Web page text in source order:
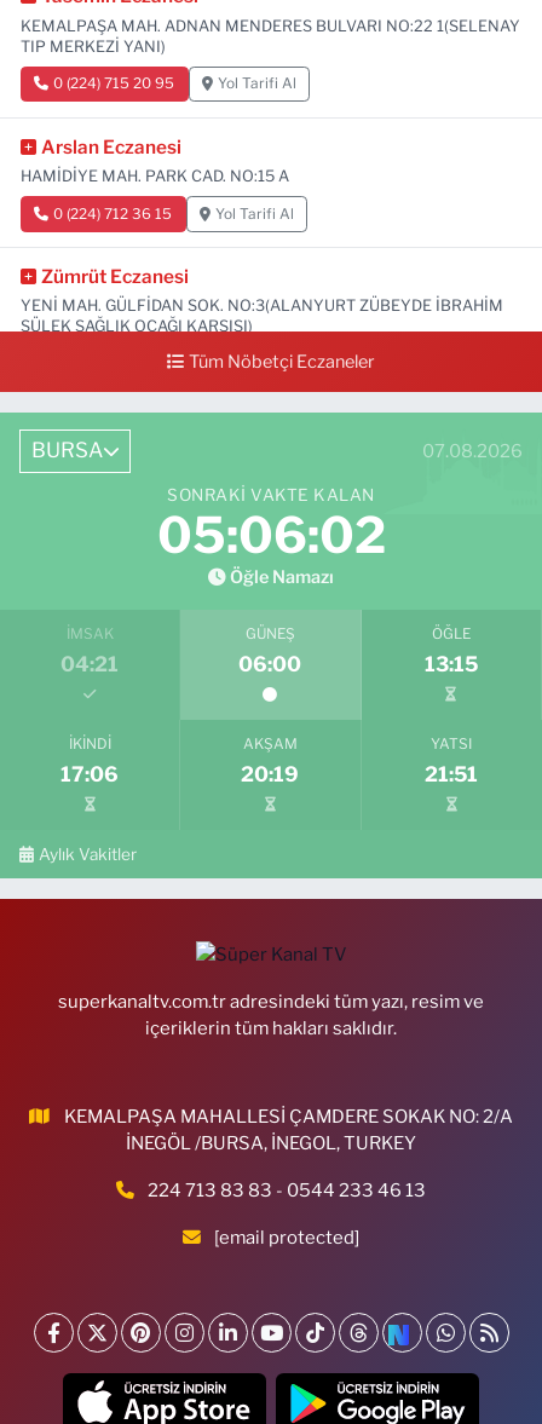
KEMALPAŞA MAH. ADNAN MENDERES BULVARI NO:22 1(SELENAY
TIP MERKEZİ YANI)
0 (224) 715 20 95 Yol Tarifi Al
Arslan Eczanesi
HAMİDİYE MAH. PARK CAD. NO:15 A
0 (224) 712 36 15 Yol Tarifi Al
Zümrüt Eczanesi
YENİ MAH. GÜLFİDAN SOK. NO:3(ALANYURT ZÜBEYDE İBRAHİM
SÜLEK SAĞLIK OCAĞI KARŞISI)
0 (531) 239 44 04 Yol Tarifi Al
Tüm Nöbetçi Eczaneler
BURSA 07.08.2026
SONRAKI VAKTE KALAN
05:06:01
Öğle Namazı
İMSAK
04:21
GÜNEŞ
06:00
ÖĞLE
13:15
İKINDI
17:06
AKŞAM
20:19
YATSI
21:51
Aylık Vakitler
superkanaltv.com.tr adresindeki tüm yazı, resim ve
içeriklerin tüm hakları saklıdır.
KEMALPAŞA MAHALLESİ ÇAMDERE SOKAK NO: 2/A
İNEGÖL /BURSA, İNEGOL, TURKEY
224 713 83 83 - 0544 233 46 13
[email protected]